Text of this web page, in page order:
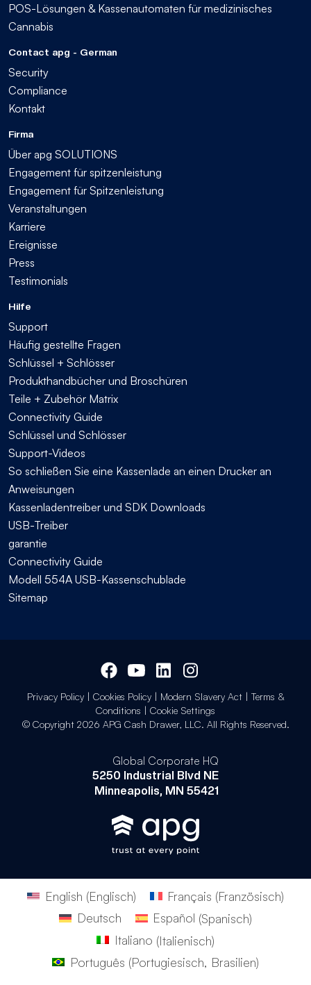
POS-Lösungen & Kassenautomaten für medizinisches
Cannabis
Contact apg - German
Security
Compliance
Kontakt
Firma
Über apg SOLUTIONS
Engagement für spitzenleistung
Engagement für Spitzenleistung
Veranstaltungen
Karriere
Ereignisse
Press
Testimonials
Hilfe
Support
Häufig gestellte Fragen
Schlüssel + Schlösser
Produkthandbücher und Broschüren
Teile + Zubehör Matrix
Connectivity Guide
Schlüssel und Schlösser
Support-Videos
So schließen Sie eine Kassenlade an einen Drucker an
Anweisungen
Kassenladentreiber und SDK Downloads
USB-Treiber
garantie
Connectivity Guide
Modell 554A USB-Kassenschublade
Sitemap
Privacy Policy| Cookies Policy| Modern Slavery Act| Terms &
Conditions | Cookie Settings
© Copyright 2026 APG Cash Drawer, LLC. All Rights Reserved.
Global Corporate HQ
5250 Industrial Blvd NE
Minneapolis, MN 55421
English (Englisch) Français (Französisch)
Deutsch
Español (Spanisch)
Italiano (Italienisch)
Português (Portugiesisch, Brasilien)